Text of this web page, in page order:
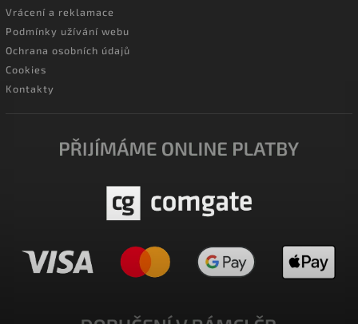
Vrácení a reklamace
Podmínky užívání webu
Ochrana osobních údajů
Cookies
Kontakty